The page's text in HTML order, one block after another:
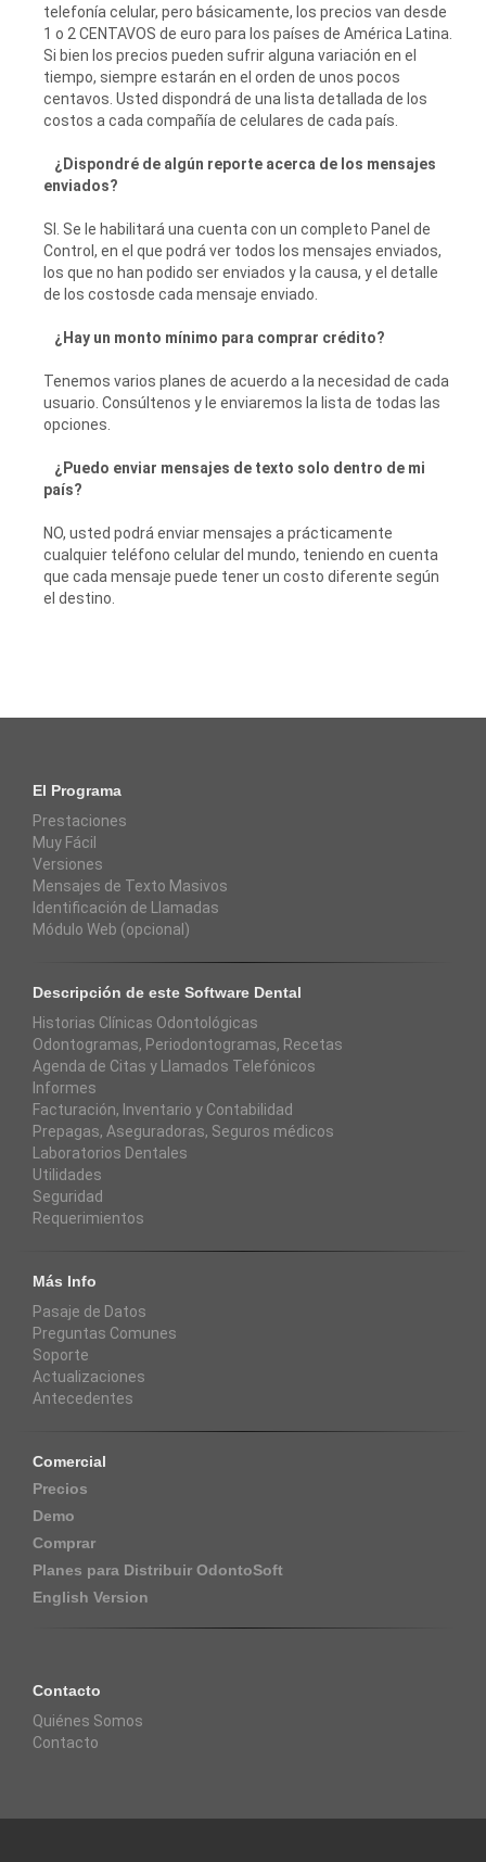
telefonía celular, pero básicamente, los precios van desde
1 o 2 CENTAVOS de euro para los países de América Latina.
Si bien los precios pueden sufrir alguna variación en el
tiempo, siempre estarán en el orden de unos pocos
centavos. Usted dispondrá de una lista detallada de los
costos a cada compañía de celulares de cada país.
¿Dispondré de algún reporte acerca de los mensajes
enviados?
SI. Se le habilitará una cuenta con un completo Panel de
Control, en el que podrá ver todos los mensajes enviados,
los que no han podido ser enviados y la causa, y el detalle
de los costosde cada mensaje enviado.
¿Hay un monto mínimo para comprar crédito?
Tenemos varios planes de acuerdo a la necesidad de cada
usuario. Consúltenos y le enviaremos la lista de todas las
opciones.
¿Puedo enviar mensajes de texto solo dentro de mi
país?
NO, usted podrá enviar mensajes a prácticamente
cualquier teléfono celular del mundo, teniendo en cuenta
que cada mensaje puede tener un costo diferente según
el destino.
El Programa
Prestaciones
Muy Fácil
Versiones
Mensajes de Texto Masivos
Identificación de Llamadas
Módulo Web (opcional)
Descripción de este Software Dental
Historias Clínicas Odontológicas
Odontogramas, Periodontogramas, Recetas
Agenda de Citas y Llamados Telefónicos
Informes
Facturación, Inventario y Contabilidad
Prepagas, Aseguradoras, Seguros médicos
Laboratorios Dentales
Utilidades
Seguridad
Requerimientos
Más Info
Pasaje de Datos
Preguntas Comunes
Soporte
Actualizaciones
Antecedentes
Comercial
Precios
Demo
Comprar
Planes para Distribuir OdontoSoft
English Version
Contacto
Quiénes Somos
Contacto